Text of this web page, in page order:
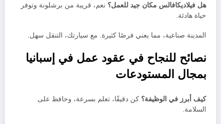
هل فيلاديكافالس مكان جيد للعمل؟ نعم، قريبة من برشلونة وتوفر
حياة هادئة.
المدينة صناعية، مما يعني فرصًا كثيرة. مع سيارتك، التنقل سهل.
نصائح للنجاح في عقود عمل في إسبانيا
بمجال المستودعات
كيف أبرز في الوظيفة؟ كن دقيقًا، تعلم بسرعة، وحافظ على
السلامة.